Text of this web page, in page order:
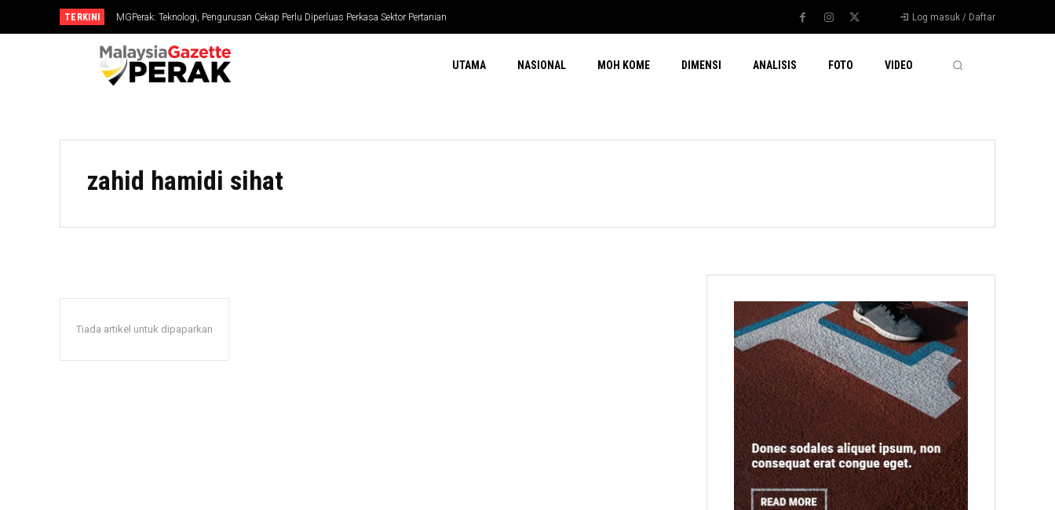
TERKINI MGPerak: Teknologi, Pengurusan Cekap Perlu Diperluas Perkasa Sektor Pertanian Log masuk / Daftar
UTAMA NASIONAL MOH KOME DIMENSI ANALISIS FOTO VIDEO
zahid hamidi sihat
Tiada artikel untuk dipaparkan